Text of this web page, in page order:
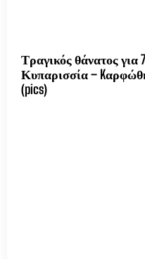
Τραγικός θάνατος για
Κυπαρισσία –
(pics)